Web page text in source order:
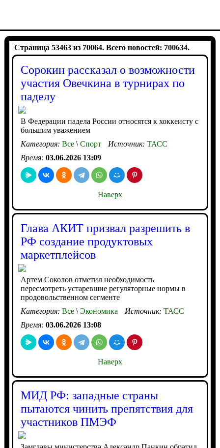
Страница 53463 из 70064. Всего новостей: 700634.
Сорокин рассказал о возможности
участия Овечкина в турнирах по
паделу
В Федерации падела России относятся к хоккеисту с
большим уважением
Категория: Все\Спорт Источник: ТАСС
Время: 03.06.2026 13:09
Наверх
Глава АКИТ призвал разрешить в
РФ создание продуктовых
маркетплейсов
Артем Соколов отметил необходимость
пересмотреть устаревшие регуляторные нормы в
продовольственном сегменте
Категория: Все\Экономика Источник: ТАСС
Время: 03.06.2026 13:08
Наверх
МИД РФ: западные страны
пытаются чинить препятствия для
участников ПМЭФ